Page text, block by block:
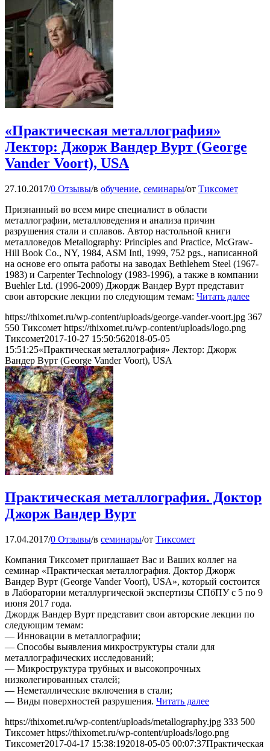
«Практическая металлография»
Лектор: Джорж Вандер Вурт (George
Vander Voort), USA
27.10.2017/0 Отзывы/в обучение, семинары/от Тиксомет
Признанный во всем мире специалист в области
металлографии, металловедения и анализа причин
разрушения стали и сплавов. Автор настольной книги
металловедов Metallography: Principles and Practice, McGraw-
Hill Book Co., NY, 1984, ASM Intl, 1999, 752 pgs., написанной
на основе его опыта работы на заводах Bethlehem Steel (1967-
1983) и Carpenter Technology (1983-1996), а также в компании
Buehler Ltd. (1996-2009) Джордж Вандер Вурт представит
свои авторские лекции по следующим темам: Читать далее
https://thixomet.ru/wp-content/uploads/george-vander-voort.jpg 367
550 Тиксомет https://thixomet.ru/wp-content/uploads/logo.png
Тиксомет2017-10-27 15:50:562018-05-05
15:51:25«Практическая металлография» Лектор: Джорж
Вандер Вурт (George Vander Voort), USA
Практическая металлография. Доктор
Джорж Вандер Вурт
17.04.2017/0 Отзывы/в семинары/от Тиксомет
Компания Тиксомет приглашает Вас и Ваших коллег на
семинар «Практическая металлография. Доктор Джорж
Вандер Вурт (George Vander Voort), USA», который состоится
в Лаборатории металлургической экспертизы СПбПУ с 5 по 9
июня 2017 года.
Джордж Вандер Вурт представит свои авторские лекции по
следующим темам:
— Инновации в металлографии;
— Способы выявления микроструктуры стали для
металлографических исследований;
— Микроструктура трубных и высокопрочных
низколегированных сталей;
— Неметаллические включения в стали;
— Виды поверхностей разрушения. Читать далее
https://thixomet.ru/wp-content/uploads/metallography.jpg 333 500
Тиксомет https://thixomet.ru/wp-content/uploads/logo.png
Тиксомет2017-04-17 15:38:192018-05-05 00:07:37Практическая